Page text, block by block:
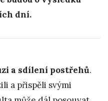
dní.
a sdílení postřehů.
a přispěli svými